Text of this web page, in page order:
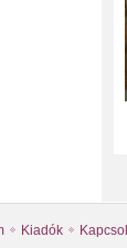
Kiadók